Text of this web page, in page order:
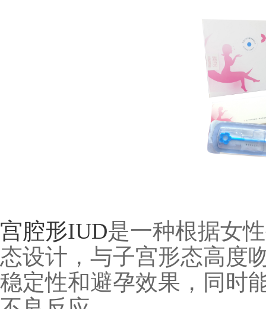
宫腔形IUD是一种根据女
态设计，与子宫形态高度
稳定性和避孕效果，同时